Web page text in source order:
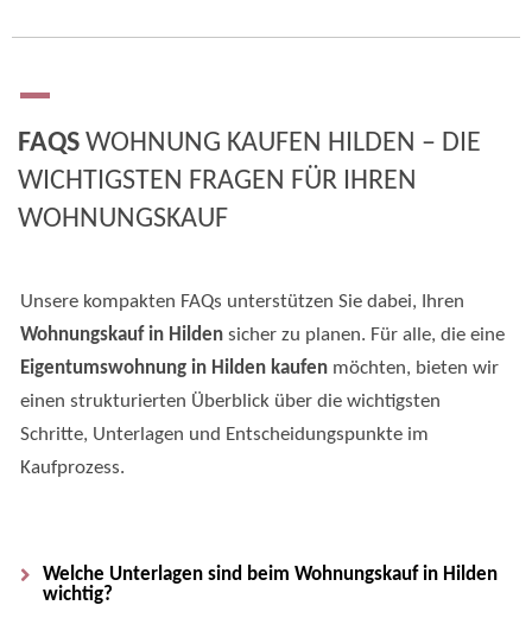
FAQS WOHNUNG KAUFEN HILDEN – DIE
WICHTIGSTEN FRAGEN FÜR IHREN
WOHNUNGSKAUF
Unsere kompakten FAQs unterstützen Sie dabei, Ihren
Wohnungskauf in Hilden sicher zu planen. Für alle, die eine
Eigentumswohnung in Hilden kaufen möchten, bieten wir
einen strukturierten Überblick über die wichtigsten
Schritte, Unterlagen und Entscheidungspunkte im
Kaufprozess.
Welche Unterlagen sind beim Wohnungskauf in Hilden
wichtig?